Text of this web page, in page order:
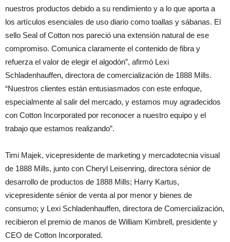
nuestros productos debido a su rendimiento y a lo que aporta a
los artículos esenciales de uso diario como toallas y sábanas. El
sello Seal of Cotton nos pareció una extensión natural de ese
compromiso. Comunica claramente el contenido de fibra y
refuerza el valor de elegir el algodón”, afirmó Lexi
Schladenhauffen, directora de comercialización de 1888 Mills.
“Nuestros clientes están entusiasmados con este enfoque,
especialmente al salir del mercado, y estamos muy agradecidos
con Cotton Incorporated por reconocer a nuestro equipo y el
trabajo que estamos realizando”.
Timi Majek, vicepresidente de marketing y mercadotecnia visual
de 1888 Mills, junto con Cheryl Leisenring, directora sénior de
desarrollo de productos de 1888 Mills; Harry Kartus,
vicepresidente sénior de venta al por menor y bienes de
consumo; y Lexi Schladenhauffen, directora de Comercialización,
recibieron el premio de manos de William Kimbrell, presidente y
CEO de Cotton Incorporated.